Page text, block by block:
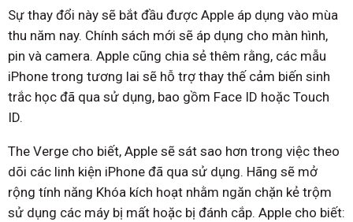
Sự thay đổi này sẽ bắt đầu được Apple áp dụng vào mùa
thu năm nay. Chính sách mới sẽ áp dụng cho màn hình,
pin và camera. Apple cũng chia sẻ thêm rằng, các mẫu
iPhone trong tương lai sẽ hỗ trợ thay thế cảm biến sinh
trắc học đã qua sử dụng, bao gồm Face ID hoặc Touch
ID.
The Verge cho biết, Apple sẽ sát sao hơn trong việc theo
dõi các linh kiện iPhone đã qua sử dụng. Hãng sẽ mở
rộng tính năng Khóa kích hoạt nhằm ngăn chặn kẻ trộm
sử dụng các máy bị mất hoặc bị đánh cắp. Apple cho biết: